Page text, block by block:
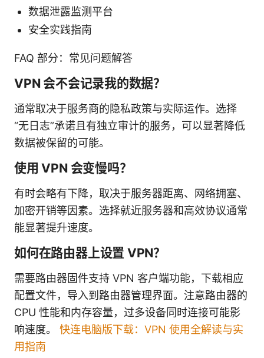
数据泄露监测平台
安全实践指南
FAQ 部分：常见问题解答
VPN 会不会记录我的数据？
通常取决于服务商的隐私政策与实际运作。选择
“无日志”承诺且有独立审计的服务，可以显著降低
数据被保留的可能。
使用 VPN 会变慢吗？
有时会略有下降，取决于服务器距离、网络拥塞、
加密开销等因素。选择就近服务器和高效协议通常
能显著提升速度。
如何在路由器上设置 VPN？
需要路由器固件支持 VPN 客户端功能，下载相应
配置文件，导入到路由器管理界面。注意路由器的
CPU 性能和内存容量，过多设备同时连接可能影
响速度。 快连电脑版下载：VPN 使用全解读与实
用指南